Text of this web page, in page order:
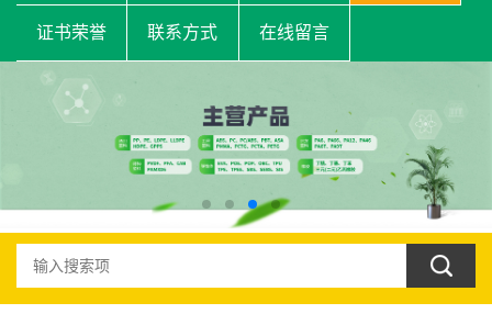
证书荣誉 联系方式 在线留言